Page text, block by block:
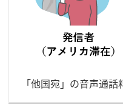
「他国宛」の音声通話